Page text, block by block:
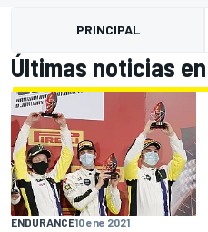
PRINCIPAL
Últimas noticias
ENDURANCE10 ene 2021